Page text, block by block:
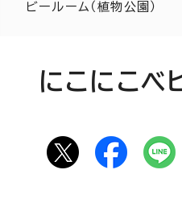
ビールーム（植物公園）
にこにこベ